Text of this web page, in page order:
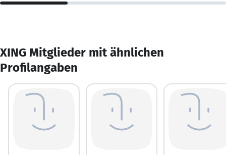
XING Mitglieder mit ähnlichen
Profilangaben